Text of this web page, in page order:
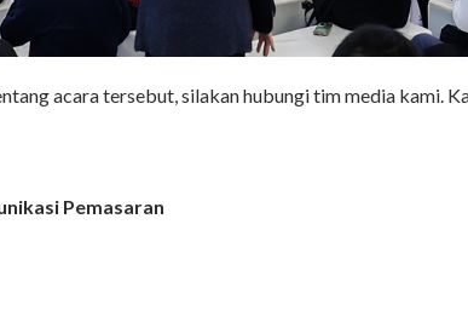
acara tersebut, silakan hubungi tim media kami.
Pemasaran